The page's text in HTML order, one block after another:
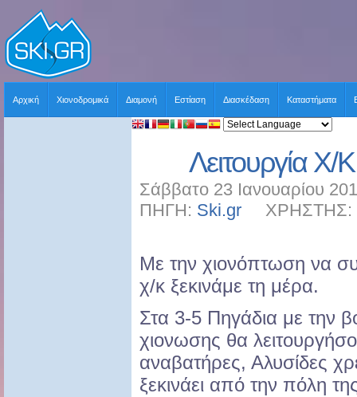
Αρχική Χιονοδρομικά Διαμονή Εστίαση Διασκέδαση Καταστήματα
Λειτουργία
Σάββατο 23 Ιανουαρίου
ΠΗΓΗ: Ski.gr ΧΡΗΣΤΗΣ:
Με την χιονόπτωση να
χ/κ ξεκινάμε τη μέρα.
Στα 3-5 Πηγάδια με την
χιονωσης θα
αναβατήρες, Αλυσίδες
ξεκινάει από την πόλη